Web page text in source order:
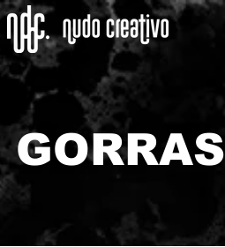
GORRAS